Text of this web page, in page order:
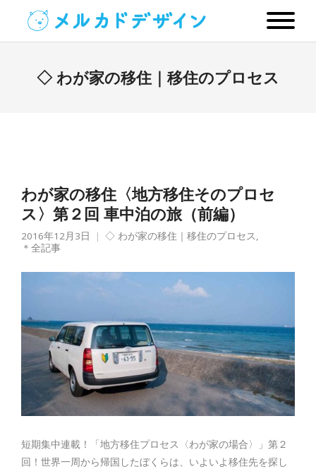
◇ わが家の移住｜移住のプロセス
わが家の移住〈地方移住そのプロセ
ス〉第２回 車中泊の旅（前編）
2016年12月3日 ◇ わが家の移住｜移住のプロセス,
＊全記事
短期集中連載！「地方移住プロセス〈わが家の場合〉」第２
回！世界一周から帰国したぼくらは、いよいよ移住先を探し